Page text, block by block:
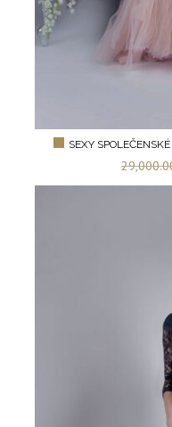
SEXY